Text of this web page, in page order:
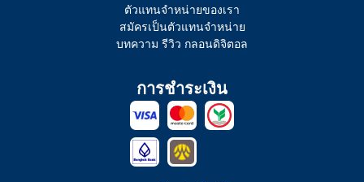
ตัวแทนจำหน่ายของเรา
สมัครเป็นตัวแทนจำหน่าย
บทความ รีวิว กลอนดิจิตอล
การชำระเงิน